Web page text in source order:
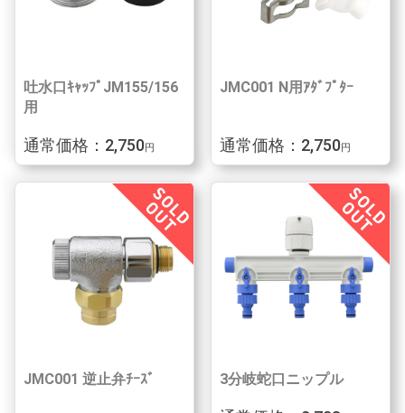
吐水口ｷｬｯﾌﾟJM155/156
用
通常価格：2,750円
JMC001 N用ｱﾀﾞﾌﾟﾀｰ
通常価格：2,750円
JMC001 逆止弁ﾁｰｽﾞ 3分岐蛇口ニップル